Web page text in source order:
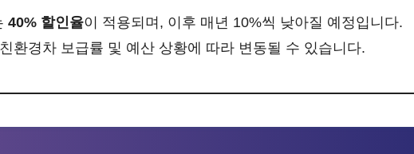
40% 할인율이 적용되며, 이후 매년 10%씩 낮아질 예정입니다.
환경차 보급률 및 예산 상황에 따라 변동될 수 있습니다.